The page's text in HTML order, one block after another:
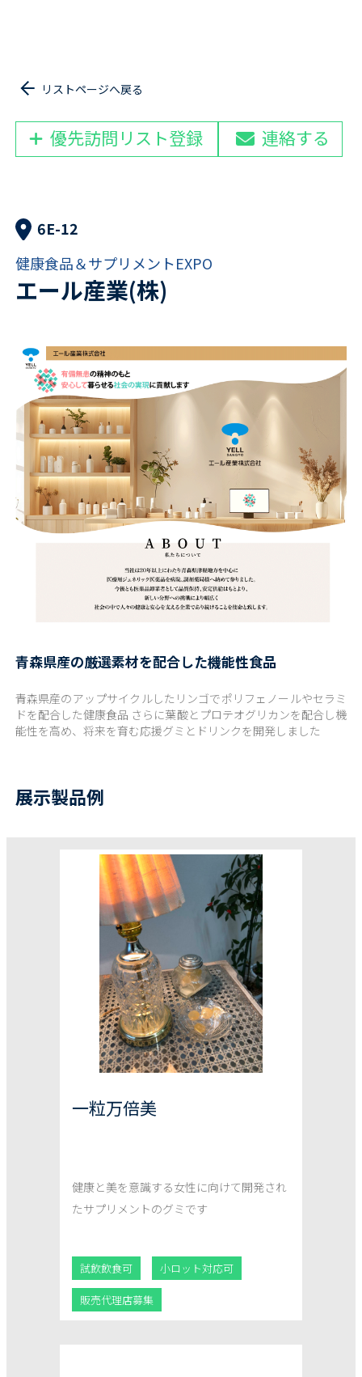
リストページへ戻る
優先訪問リスト登録 連絡する
6E-12
健康食品＆サプリメントEXPO
エール産業(株)
青森県産の厳選素材を配合した機能性食品
青森県産のアップサイクルしたリンゴでポリフェノールやセラミ
ドを配合した健康食品 さらに葉酸とプロテオグリカンを配合し機
能性を高め、将来を育む応援グミとドリンクを開発しました
展示製品例
一粒万倍美
健康と美を意識する女性に向けて開発され
たサプリメントのグミです
試飲飲食可 小ロット対応可
販売代理店募集